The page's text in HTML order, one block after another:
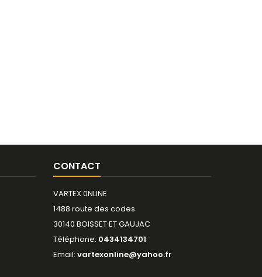
CONTACT
VARTEX 0NLINE
1488 route des codes
30140 BOISSET ET GAUJAC
Téléphone: 0434134701
Email: vartexonline@yahoo.fr